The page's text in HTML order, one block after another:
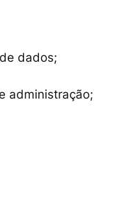
dados;
administração;